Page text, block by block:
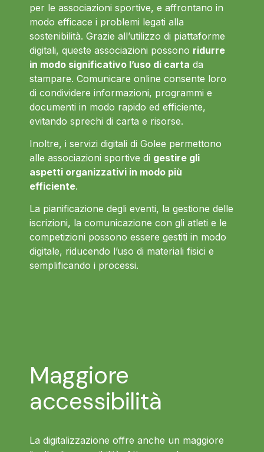
per le associazioni sportive, e affrontano in
modo efficace i problemi legati alla
sostenibilità. Grazie all’utilizzo di piattaforme
digitali, queste associazioni possono ridurre
in modo significativo l’uso di carta da
stampare. Comunicare online consente loro
di condividere informazioni, programmi e
documenti in modo rapido ed efficiente,
evitando sprechi di carta e risorse.
Inoltre, i servizi digitali di Golee permettono
alle associazioni sportive di gestire gli
aspetti organizzativi in modo più
efficiente.
La pianificazione degli eventi, la gestione delle
iscrizioni, la comunicazione con gli atleti e le
competizioni possono essere gestiti in modo
digitale, riducendo l’uso di materiali fisici e
semplificando i processi.
Maggiore
accessibilità
La digitalizzazione offre anche un maggiore